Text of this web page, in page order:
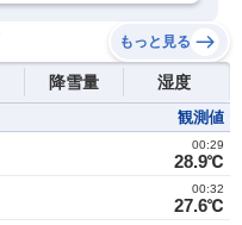
もっと見る
降雪量 湿度
観測値
28.9℃
00:29
27.6℃
00:32